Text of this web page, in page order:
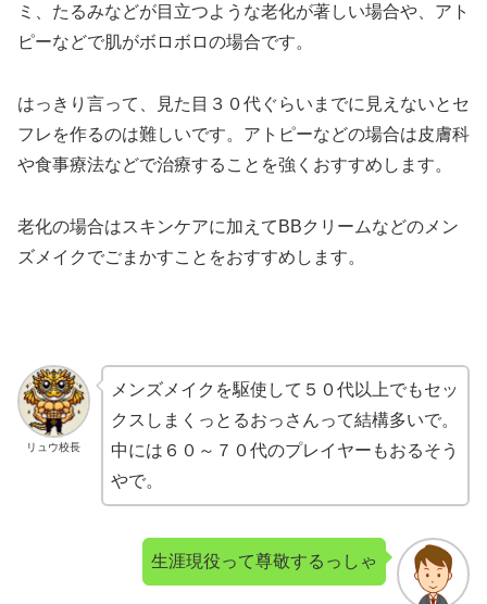
ミ、たるみなどが目立つような老化が著しい場合や、アト
ピーなどで肌がボロボロの場合です。
はっきり言って、見た目３０代ぐらいまでに見えないとセ
フレを作るのは難しいです。アトピーなどの場合は皮膚科
や食事療法などで治療することを強くおすすめします。
老化の場合はスキンケアに加えてBBクリームなどのメン
ズメイクでごまかすことをおすすめします。
リュウ校長
メンズメイクを駆使して５０代以上でもセッ
クスしまくっとるおっさんって結構多いで。
中には６０～７０代のプレイヤーもおるそう
やで。
生涯現役って尊敬するっしゃ